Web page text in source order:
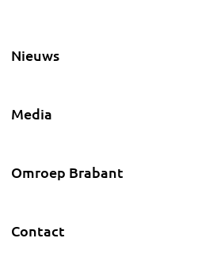
Nieuws
Media
Omroep Brabant
Contact